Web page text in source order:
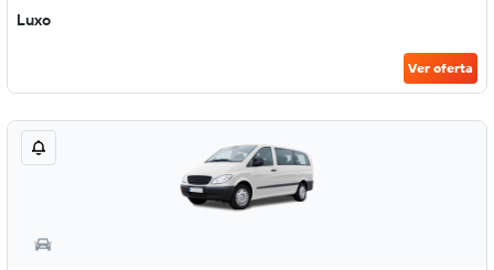
Luxo
Ver oferta